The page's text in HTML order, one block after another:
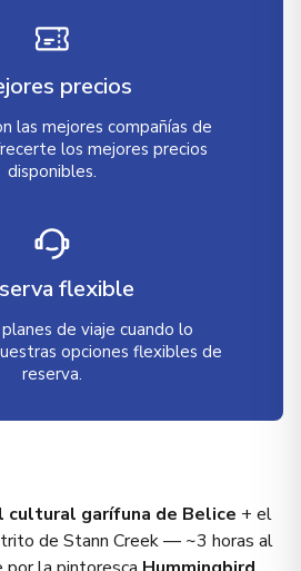
precios
las mejores compañías de
los mejores precios
disponibles.
flexible
de viaje cuando lo
opciones flexibles de
reserva.
cultural garífuna de Belice + el
de Stann Creek — ~3 horas al